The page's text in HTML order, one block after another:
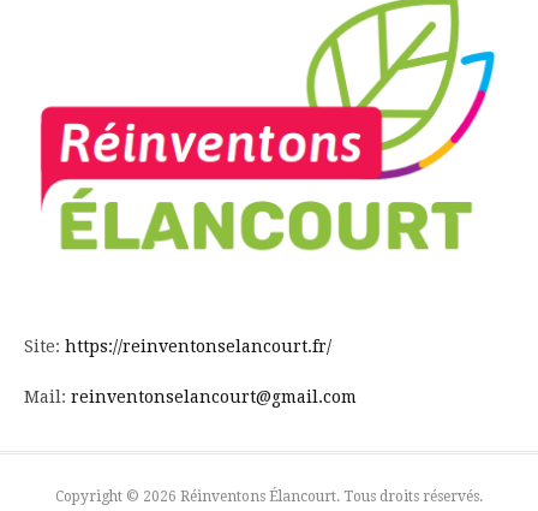
Site: https://reinventonselancourt.fr/
Mail: reinventonselancourt@gmail.com
Copyright © 2026 Réinventons Élancourt. Tous droits réservés.